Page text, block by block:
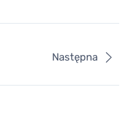
Następna